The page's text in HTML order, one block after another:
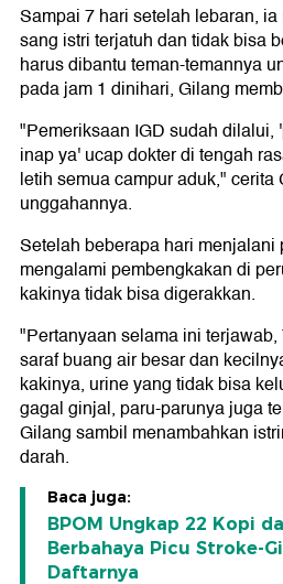
Sampai 7 hari setelah lebaran,
sang istri terjatuh dan tidak bisa
harus dibantu teman-temannya
pada jam 1 dinihari, Gilang
"Pemeriksaan IGD sudah dilalui,
inap ya' ucap dokter di tengah
letih semua campur aduk,"
unggahannya.
Setelah beberapa hari
mengalami pembengkakan di
kakinya tidak bisa digerakkan.
"Pertanyaan selama ini
saraf buang air besar dan
kakinya, urine yang tidak bisa
gagal ginjal, paru-parunya juga
Gilang sambil menambahkan
darah.
Baca juga:
BPOM Ungkap 22 Kopi
Berbahaya Picu Stroke-
Daftarnya